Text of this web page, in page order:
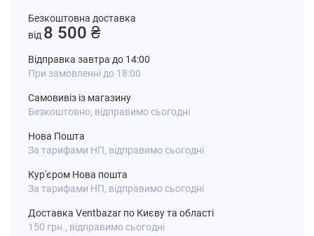
Безкоштовна доставка
від 8 500 ₴
Відправка завтра до 14:00
При замовленні до 18:00
Самовивіз із магазину
Безкоштовно, відправимо сьогодні
Нова Пошта
За тарифами НП, відправимо сьогодні
Кур'єром Нова пошта
За тарифами НП, відправимо сьогодні
Доставка Ventbazar по Києву та області
150 грн., відправимо сьогодні